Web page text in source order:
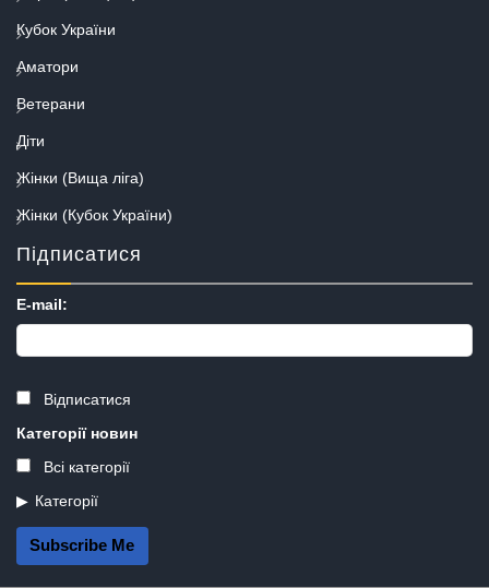
Кубок України
Аматори
Ветерани
Діти
Жінки (Вища ліга)
Жінки (Кубок України)
Підписатися
E-mail:
Відписатися
Категорії новин
Всі категорії
Категорії
Subscribe Me